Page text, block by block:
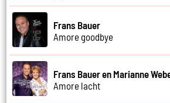
Frans Bauer
Amore goodbye
Frans Bauer en Marianne
Amore lacht